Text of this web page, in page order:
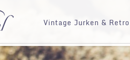
Vintage Jurken &